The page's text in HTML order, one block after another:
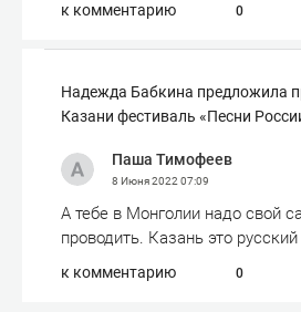
к комментарию 0
Надежда Бабкина предложила
Казани фестиваль «Песни
Паша Тимофеев
8 Июня 2022 07:09
А тебе в Монголии надо свой
проводить. Казань это русский
к комментарию 0